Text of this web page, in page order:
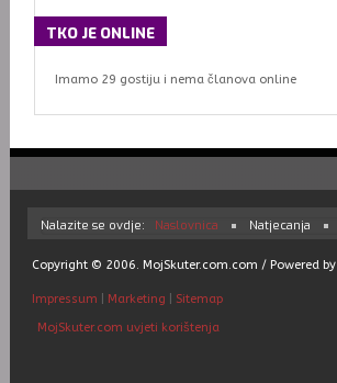
TKO JE ONLINE
Imamo 29 gostiju i nema članova online
Nalazite se ovdje: Naslovnica Natjecanja
Copyright © 2006. MojSkuter.com.com / Powered by
Impressum Marketing
Sitemap
MojSkuter.com uvjeti korištenja